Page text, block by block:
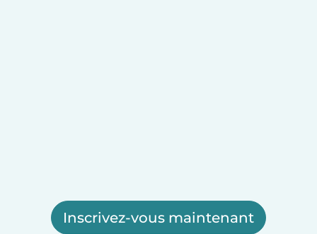
Inscrivez-vous maintenant